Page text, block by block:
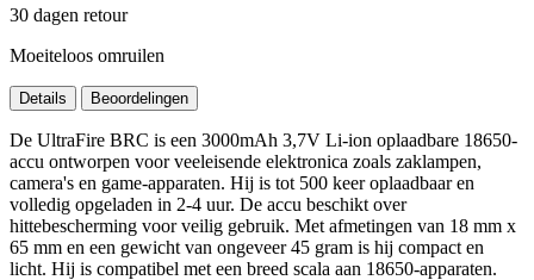
30 dagen retour
Moeiteloos omruilen
Details Beoordelingen
De UltraFire BRC is een 3000mAh 3,7V Li-ion oplaadbare 18650-
accu ontworpen voor veeleisende elektronica zoals zaklampen,
camera's en game-apparaten. Hij is tot 500 keer oplaadbaar en
volledig opgeladen in 2-4 uur. De accu beschikt over
hittebescherming voor veilig gebruik. Met afmetingen van 18 mm x
65 mm en een gewicht van ongeveer 45 gram is hij compact en
licht. Hij is compatibel met een breed scala aan 18650-apparaten.